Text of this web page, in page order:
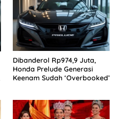
Dibanderol Rp974,9 Juta,
Honda Prelude Generasi
Keenam Sudah ‘Overbooked’